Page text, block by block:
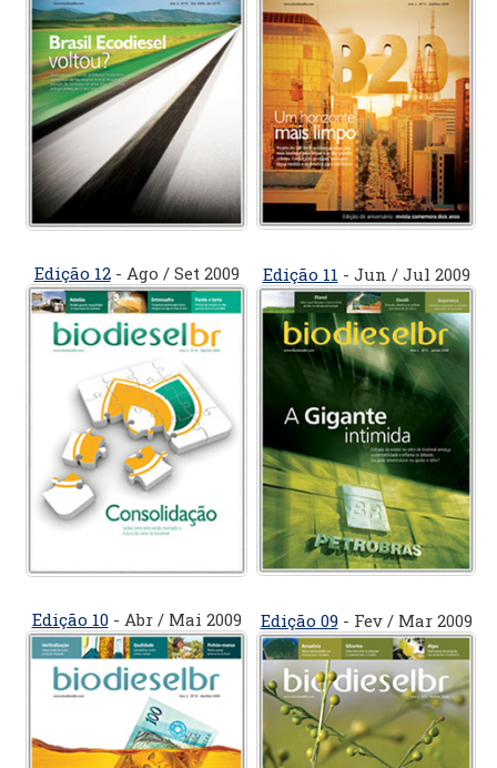
Edição 12- Ago / Set 2009 Edição 11 - Jun / Jul 2009
Edição 10- Abr / Mai 2009 Edição 09- Fev / Mar 2009